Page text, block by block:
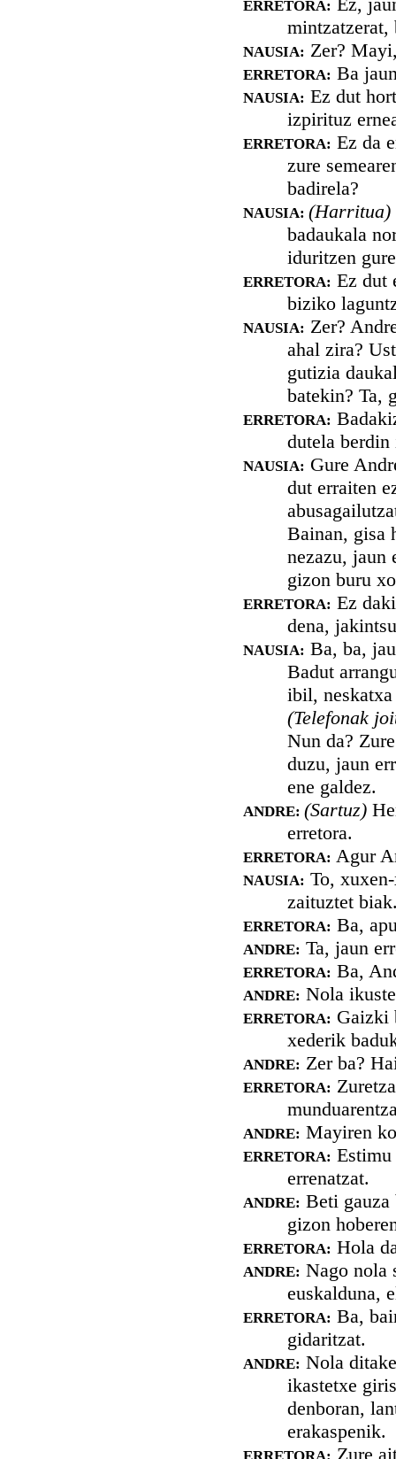
ERRETORA:
mintzatzerat,
NAUSIA: Zer?
ERRETORA: Ba
NAUSIA: Ez dut
izpirituz
ERRETORA: Ez da
zure
badirela?
NAUSIA: (Harritua)
badaukala
iduritzen
ERRETORA: Ez dut
biziko
NAUSIA: Zer?
ahal zira?
gutizia
batekin? Ta,
ERRETORA:
dutela berdin
NAUSIA: Gure
dut erraiten
Bainan, gisa
nezazu, jaun
gizon buru
ERRETORA: Ez
dena,
NAUSIA: Ba, ba,
Badut
ibil,
(Telefonak
Nun da?
duzu, jaun
ene galdez.
ANDRE: (Sartuz)
erretora.
ERRETORA: Agur
NAUSIA: To,
zaituztet
ERRETORA: Ba,
ANDRE: Ta, jaun
ERRETORA: Ba,
ANDRE: Nola
ERRETORA: Gaizki
xederik
ANDRE: Zer ba?
ERRETORA:
ANDRE: Mayiren
ERRETORA: Estimu
errenatzat.
ANDRE: Beti gauza
gizon
ERRETORA: Hola
ANDRE: Nago nola
euskalduna,
ERRETORA: Ba,
gidaritzat.
ANDRE: Nola
ikastetxe
denboran,
erakaspenik.
Zure